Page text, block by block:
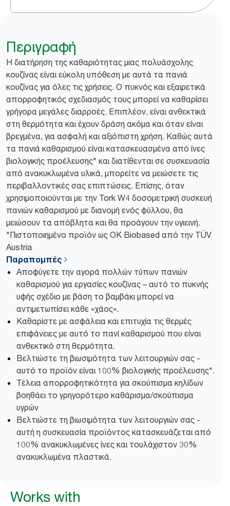
Περιγραφή
Η διατήρηση της καθαριότητας μιας πολυάσχολης
κουζίνας είναι εύκολη υπόθεση με αυτά τα πανιά
κουζίνας για όλες τις χρήσεις. Ο πυκνός και εξαιρετικά
απορροφητικός σχεδιασμός τους μπορεί να καθαρίσει
γρήγορα μεγάλες διαρροές. Επιπλέον, είναι ανθεκτικά
στη θερμότητα και έχουν δράση ακόμα και όταν είναι
βρεγμένα, για ασφαλή και αξιόπιστη χρήση. Καθώς αυτά
τα πανιά καθαρισμού είναι κατασκευασμένα από ίνες
βιολογικής προέλευσης* και διατίθενται σε συσκευασία
από ανακυκλωμένα υλικά, μπορείτε να μειώσετε τις
περιβαλλοντικές σας επιπτώσεις. Επίσης, όταν
χρησιμοποιούνται με την Tork W4 δοσομετρική συσκευή
πανιών καθαρισμού με διανομή ενός φύλλου, θα
μειώσουν τα απόβλητα και θα προάγουν την υγιεινή.
*Πιστοποιημένο προϊόν ως OK Biobased από την TÜV
Austria
Παραπομπές
Αποφύγετε την αγορά πολλών τύπων πανιών
καθαρισμού για εργασίες κουζίνας – αυτό το πυκνής
υφής σχέδιο με βάση το βαμβάκι μπορεί να
αντιμετωπίσει κάθε «χάος».
Καθαρίστε με ασφάλεια και επιτυχία τις θερμές
επιφάνειες με αυτό το πανί καθαρισμού που είναι
ανθεκτικό στη θερμότητα.
Βελτιώστε τη βιωσιμότητα των λειτουργιών σας -
αυτό το προϊόν είναι 100% βιολογικής προέλευσης*.
Τέλεια απορροφητικότητα για σκούπισμα κηλίδων
βοηθάει το γρηγορότερο καθάρισμα/σκούπισμα
υγρών
Βελτιώστε τη βιωσιμότητα των λειτουργιών σας -
αυτή η συσκευασία προϊόντος κατασκευάζεται από
100% ανακυκλωμένες ίνες και τουλάχιστον 30%
ανακυκλωμένα πλαστικά.
Works with